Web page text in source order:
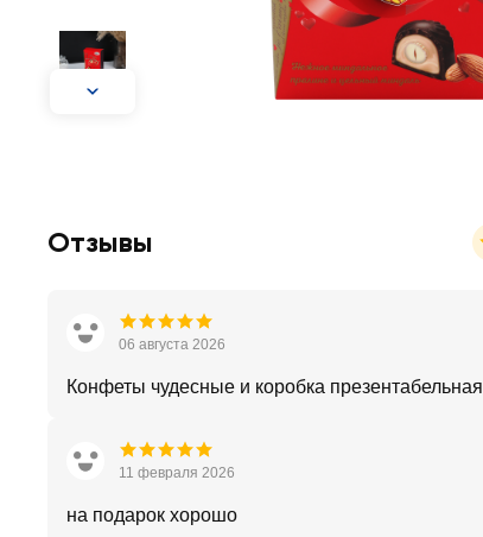
Отзывы
06 августа 2026
Конфеты чудесные и коробка презентабельная
11 февраля 2026
на подарок хорошо